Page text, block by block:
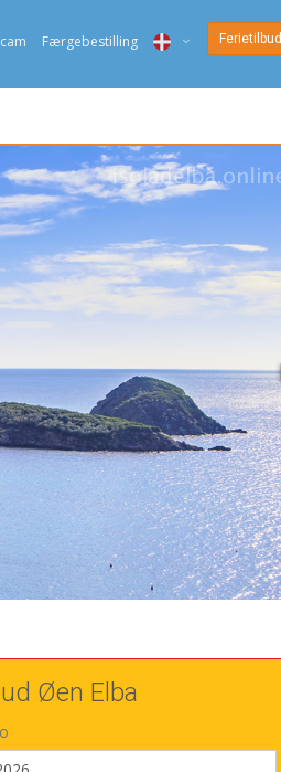
Færgebestilling
ENG
DEU
FRA
DAN
ESP
SLO
Ferietilbud
Øen Elba